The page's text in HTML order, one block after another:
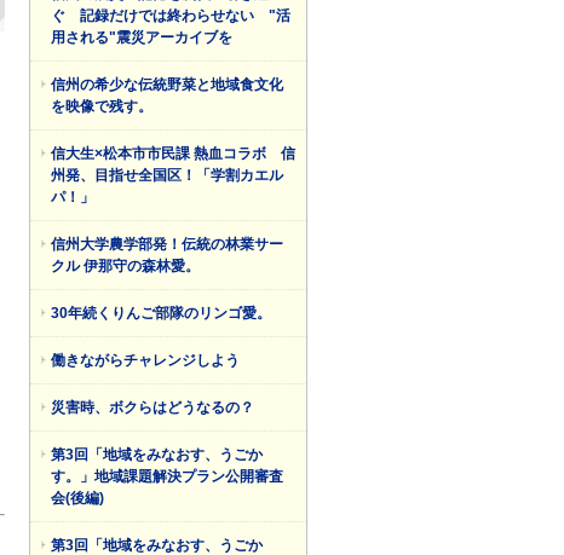
ぐ 記録だけでは終わらせない "活
用される"震災アーカイブを
信州の希少な伝統野菜と地域食文化
を映像で残す。
信大生×松本市市民課 熱血コラボ 信
州発、目指せ全国区！「学割カエル
パ！」
信州大学農学部発！伝統の林業サー
クル 伊那守の森林愛。
30年続くりんご部隊のリンゴ愛。
働きながらチャレンジしよう
災害時、ボクらはどうなるの？
第3回「地域をみなおす、うごか
す。」地域課題解決プラン公開審査
会(後編)
第3回「地域をみなおす、うごか